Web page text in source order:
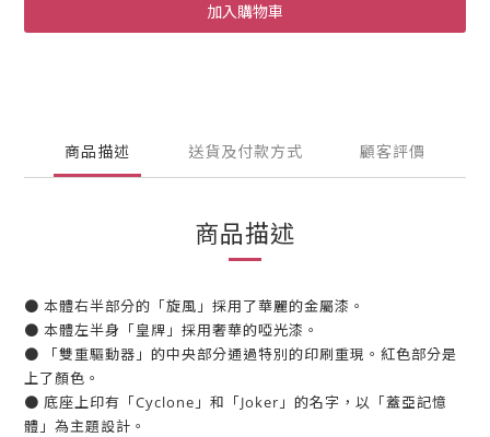
加入購物車
商品描述 送貨及付款方式 顧客評價
商品描述
● 本體右半部分的「旋風」採用了華麗的金屬漆。
● 本體左半身「皇牌」採用奢華的啞光漆。
● 「雙重驅動器」的中央部分通過特別的印刷重現。紅色部分是
上了顏色。
● 底座上印有「Cyclone」和「Joker」的名字，以「蓋亞記憶
體」為主題設計。